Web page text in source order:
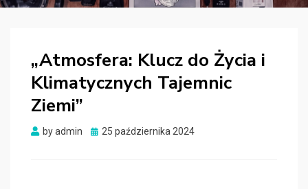
„Atmosfera: Klucz do Życia i
Klimatycznych Tajemnic
Ziemi”
byadmin
Posted
25 października 2024